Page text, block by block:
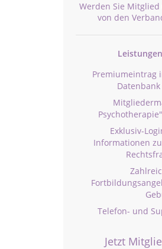
Werden Sie
von den
Premiumeintrag
Exklusiv-
Informationen
Telefon- und
Jetzt